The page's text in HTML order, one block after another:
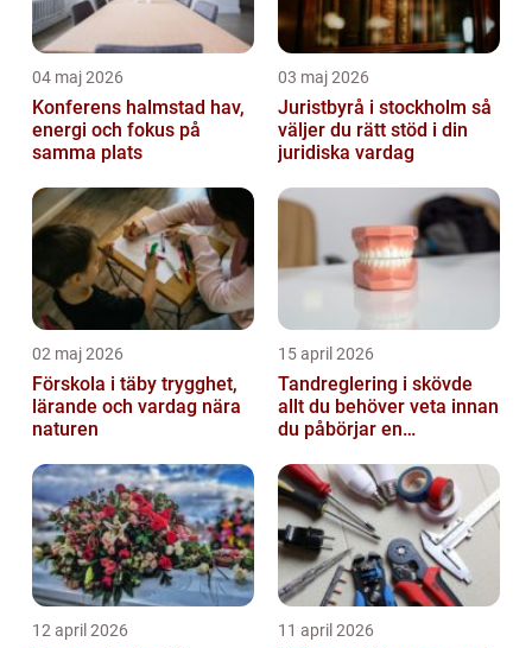
04 maj 2026
Konferens halmstad hav,
energi och fokus på
samma plats
03 maj 2026
Juristbyrå i stockholm så
väljer du rätt stöd i din
juridiska vardag
02 maj 2026
Förskola i täby trygghet,
lärande och vardag nära
naturen
15 april 2026
Tandreglering i skövde
allt du behöver veta innan
du påbörjar en
12 april 2026 11 april 2026